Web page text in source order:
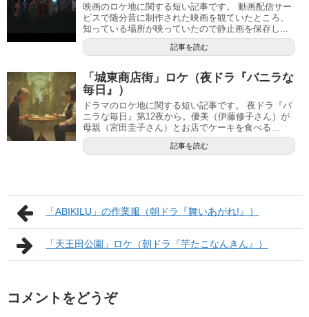
映画のロケ地に関する短い記事です。 動画配信サー
ビスで随分昔に制作された映画を観ていたところ、
知っている場所が映っていたので静止画を保存し...
記事を読む
「城東商店街」ロケ（夜ドラ『バニラな
毎日』）
ドラマのロケ地に関する短い記事です。 夜ドラ『バ
ニラな毎日』第12夜から。優美（伊藤修子さん）が
母親（宮田圭子さん）とお店でケーキを食べる...
記事を読む
「ABIKILU」の作業服（朝ドラ『舞いあがれ!』）
「天王田公園」ロケ（朝ドラ『芋たこなんきん』）
コメントをどうぞ